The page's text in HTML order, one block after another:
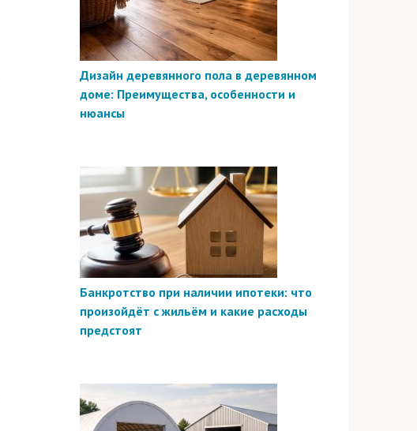
Дизайн деревянного пола в деревянном
доме: Преимущества, особенности и
нюансы
Банкротство при наличии ипотеки: что
произойдёт с жильём и какие расходы
предстоят